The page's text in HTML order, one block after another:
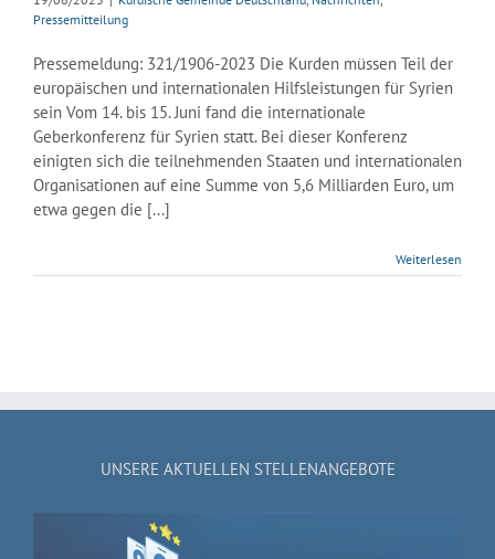
Pressemitteilung
Pressemeldung: 321/1906-2023 Die Kurden müssen Teil der
europäischen und internationalen Hilfsleistungen für Syrien
sein Vom 14. bis 15. Juni fand die internationale
Geberkonferenz für Syrien statt. Bei dieser Konferenz
einigten sich die teilnehmenden Staaten und internationalen
Organisationen auf eine Summe von 5,6 Milliarden Euro, um
etwa gegen die [...]
Weiterlesen
UNSERE AKTUELLEN STELLENANGEBOTE